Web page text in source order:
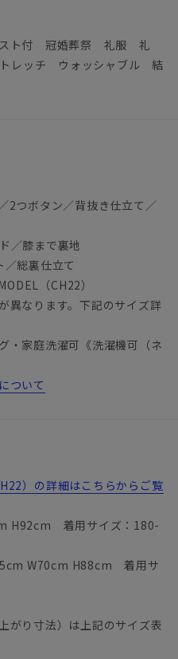
ト付 冠婚葬祭 礼服 礼
レッチ ウォッシャブル 結
2つボタン／背抜き仕立て／
／膝まで裏地
総裏仕立て
（CH22）
異なります。下記のサイズ詳
・家庭洗濯可《洗濯機可（ネ
ついて
）の詳細はこちらからご覧
H92cm 着用サイズ：180-
W70cm H88cm 着用サ
がり寸法）は上記のサイズ表